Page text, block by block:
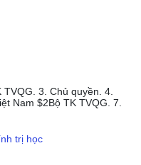
3. Chủ quyền. 4.
Nam $2Bộ TK TVQG. 7.
trị học